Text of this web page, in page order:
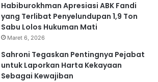
Habiburokhman Apresiasi ABK Fandi
yang Terlibat Penyelundupan 1,9 Ton
Sabu Lolos Hukuman Mati
Maret 6, 2026
Sahroni Tegaskan Pentingnya Pejabat
untuk Laporkan Harta Kekayaan
Sebagai Kewajiban